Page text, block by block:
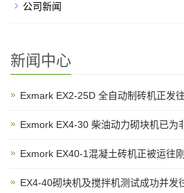
公司新闻
新闻中心
Exmark EX2-25D 全自动制砖机正发往
Exmork EX4-30 柴油动力砌块机已为
Exmork EX40-1混凝土砖机正被运往
EX4-40砌块机及搅拌机测试成功并发